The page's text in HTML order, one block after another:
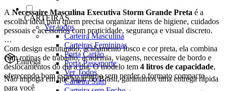
CARTEIRAS
Ver todos
Carteira Masculina
Carteiras Femininas
Porta Cartão
Porta Passaporte
Ver Todos
Carteira Slim
A Necessaire Masculina Executiva Storm Grande Preta é a
escolha ideal para quem precisa organizar itens de higiene, cuidados
pessoais e acessórios com praticidade, segurança e visual discreto.
Com design estruturado, acabamento fosco e cor preta, ela combina
com rotinas de trabalho, academia, viagens, necessaire de bordo e
deslocamentos do dia a dia. O modelo tem 4 litros de capacidade,
oferecendo bom espaço interno sem perder o formato compacto.
Entrega
Não importa em que lugar do Brasil, garantimos uma entrega rápida
para você